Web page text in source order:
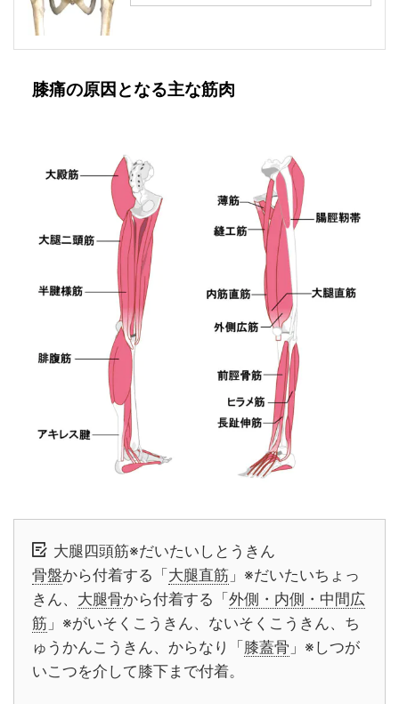
膝痛の原因となる主な筋肉
大腿四頭筋※だいたいしとうきん
骨盤から付着する「大腿直筋 」※だいたいちょっ
きん、 大腿骨から付着する「外側・内側・中間広
筋 」※がいそくこうきん、ないそくこうきん、ち
ゅうかんこうきん、からなり「膝蓋骨 」※しつが
いこつを介して膝下まで付着。